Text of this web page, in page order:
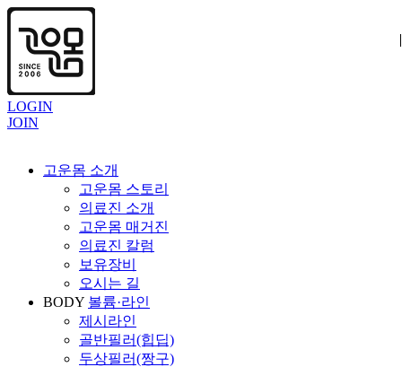
LOGIN
JOIN
|
고운몸 소개
고운몸 스토리
의료진 소개
고운몸 매거진
의료진 칼럼
보유장비
오시는 길
BODY 볼륨·라인
제시라인
골반필러(힙딥)
두상필러(짱구)
||